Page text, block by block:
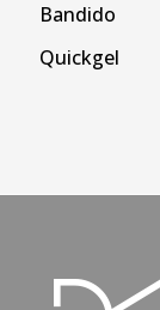
Bandido
Quickgel